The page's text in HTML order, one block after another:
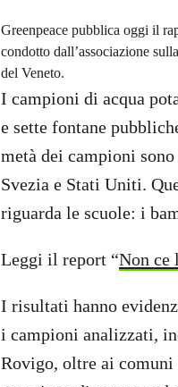
Greenpeace pubblica oggi il
condotto dall’associazione
del Veneto.
I campioni di acqua
e sette fontane
metà dei campioni
Svezia e Stati Uniti.
riguarda le scuole: i
Leggi il report “Non ce
I risultati hanno
i campioni analizzati,
Rovigo, oltre ai comuni